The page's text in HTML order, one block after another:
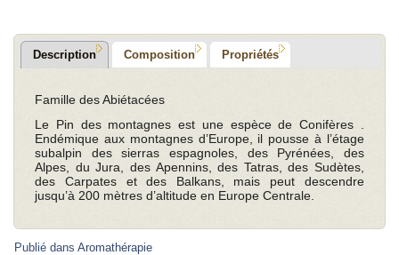
Description Composition Propriétés
Famille des Abiétacées
Le Pin des montagnes est une espèce de Conifères .
Endémique aux montagnes d’Europe, il pousse à l’étage
subalpin des sierras espagnoles, des Pyrénées, des
Alpes, du Jura, des Apennins, des Tatras, des Sudètes,
des Carpates et des Balkans, mais peut descendre
jusqu’à 200 mètres d’altitude en Europe Centrale.
Publié dans Aromathérapie